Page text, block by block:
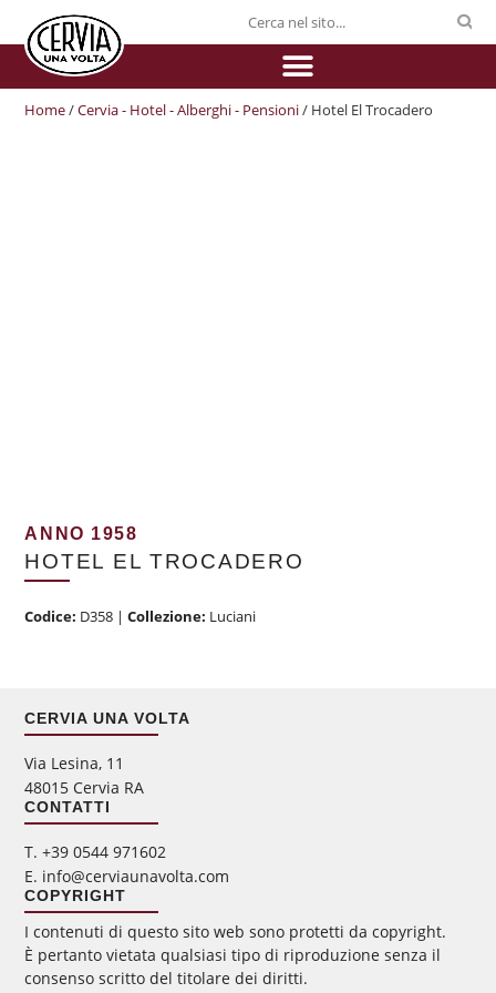
Home/Cervia - Hotel - Alberghi - Pensioni/ Hotel El Trocadero
ANNO 1958
HOTEL EL TROCADERO
Codice: D358 |Collezione: Luciani
CERVIA UNA VOLTA
Via Lesina, 11
48015 Cervia RA
CONTATTI
‭T. +39 0544 971602
E. info@cerviaunavolta.com
COPYRIGHT
I contenuti di questo sito web sono protetti da copyright.
È pertanto vietata qualsiasi tipo di riproduzione senza il
consenso scritto del titolare dei diritti.